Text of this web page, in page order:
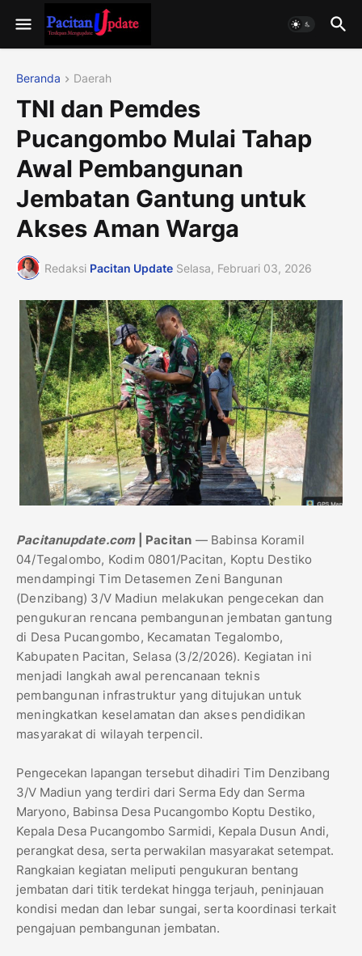
Beranda Daerah
TNI dan Pemdes
Pucangombo Mulai Tahap
Awal Pembangunan
Jembatan Gantung untuk
Akses Aman Warga
Redaksi Pacitan Update Selasa, Februari 03, 2026
Pacitanupdate.com | Pacitan — Babinsa Koramil
04/Tegalombo, Kodim 0801/Pacitan, Koptu Destiko
mendampingi Tim Detasemen Zeni Bangunan
(Denzibang) 3/V Madiun melakukan pengecekan dan
pengukuran rencana pembangunan jembatan gantung
di Desa Pucangombo, Kecamatan Tegalombo,
Kabupaten Pacitan, Selasa (3/2/2026). Kegiatan ini
menjadi langkah awal perencanaan teknis
pembangunan infrastruktur yang ditujukan untuk
meningkatkan keselamatan dan akses pendidikan
masyarakat di wilayah terpencil.
Pengecekan lapangan tersebut dihadiri Tim Denzibang
3/V Madiun yang terdiri dari Serma Edy dan Serma
Maryono, Babinsa Desa Pucangombo Koptu Destiko,
Kepala Desa Pucangombo Sarmidi, Kepala Dusun Andi,
perangkat desa, serta perwakilan masyarakat setempat.
Rangkaian kegiatan meliputi pengukuran bentang
jembatan dari titik terdekat hingga terjauh, peninjauan
kondisi medan dan lebar sungai, serta koordinasi terkait
pengajuan pembangunan jembatan.